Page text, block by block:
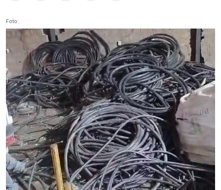
Foto: